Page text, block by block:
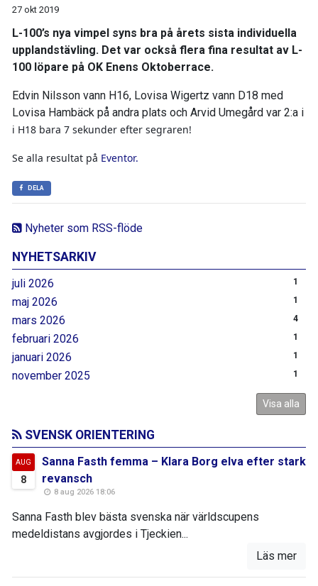
Nyheter som RSS-flöde
NYHETSARKIV
juli 2026 1
maj 2026 1
mars 2026 4
februari 2026 1
januari 2026 1
november 2025 1
Visa alla
27 okt 2019
L-100’s nya vimpel syns bra på årets sista individuella
upplandstävling. Det var också flera fina resultat av L-
100 löpare på OK Enens Oktoberrace.
Edvin Nilsson vann H16, Lovisa Wigertz vann D18 med
Lovisa Hambäck på andra plats och Arvid Umegård var 2:a i
i H18 bara 7 sekunder efter segraren!
Se alla resultat på Eventor.
DELA
SVENSK ORIENTERING
AUG
8
Sanna Fasth femma – Klara Borg elva efter stark
revansch
8 aug 2026 18:06
Sanna Fasth blev bästa svenska när världscupens
medeldistans avgjordes i Tjeckien...
Läs mer